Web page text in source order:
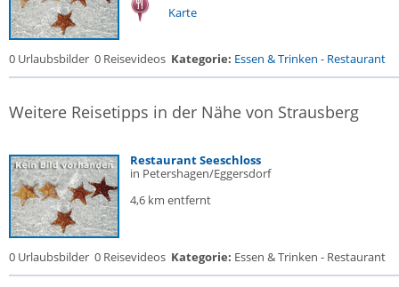
Karte
0 Urlaubsbilder 0 Reisevideos Kategorie: Essen & Trinken - Restaurant
Weitere Reisetipps in der Nähe von Strausberg
Restaurant Seeschloss
in Petershagen/Eggersdorf
4,6 km entfernt
0 Urlaubsbilder 0 Reisevideos Kategorie: Essen & Trinken - Restaurant